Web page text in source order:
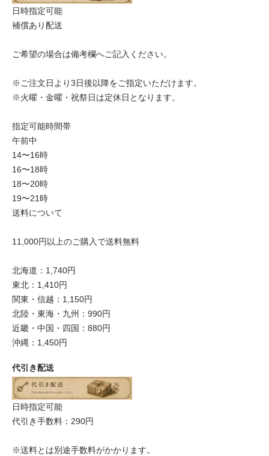
日時指定可能
補償あり配送
ご希望の場合は備考欄へご記入ください。
※ご注文日より3日後以降をご指定いただけます。
※火曜・金曜・祝祭日は定休日となります。
指定可能時間帯
午前中
14〜16時
16〜18時
18〜20時
19〜21時
送料について
11,000円以上のご購入で送料無料
北海道：1,740円
東北：1,410円
関東・信越：1,150円
北陸・東海・九州：990円
近畿・中国・四国：880円
沖縄：1,450円
代引き配送
日時指定可能
代引き手数料：290円
※送料とは別途手数料がかかります。